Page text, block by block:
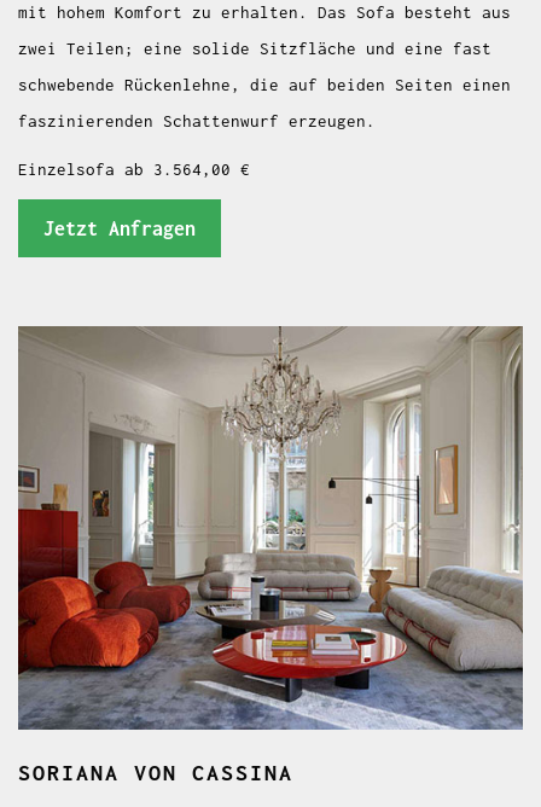
mit hohem Komfort zu erhalten. Das Sofa besteht aus
zwei Teilen; eine solide Sitzfläche und eine fast
schwebende Rückenlehne, die auf beiden Seiten einen
faszinierenden Schattenwurf erzeugen.
Einzelsofa ab 3.564,00 €
Jetzt Anfragen
SORIANA VON CASSINA